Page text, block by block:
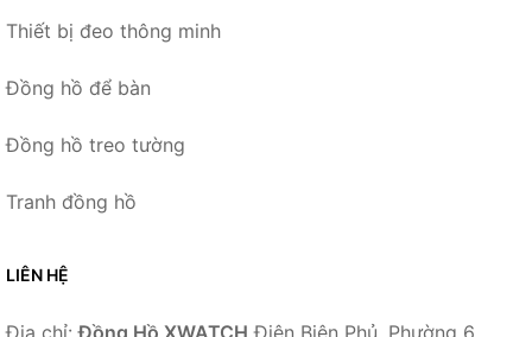
Thiết bị đeo thông minh
Đồng hồ để bàn
Đồng hồ treo tường
Tranh đồng hồ
LIÊN HỆ
Địa chỉ:Đồng Hồ XWATCH Điện Biên Phủ, Phường 6,